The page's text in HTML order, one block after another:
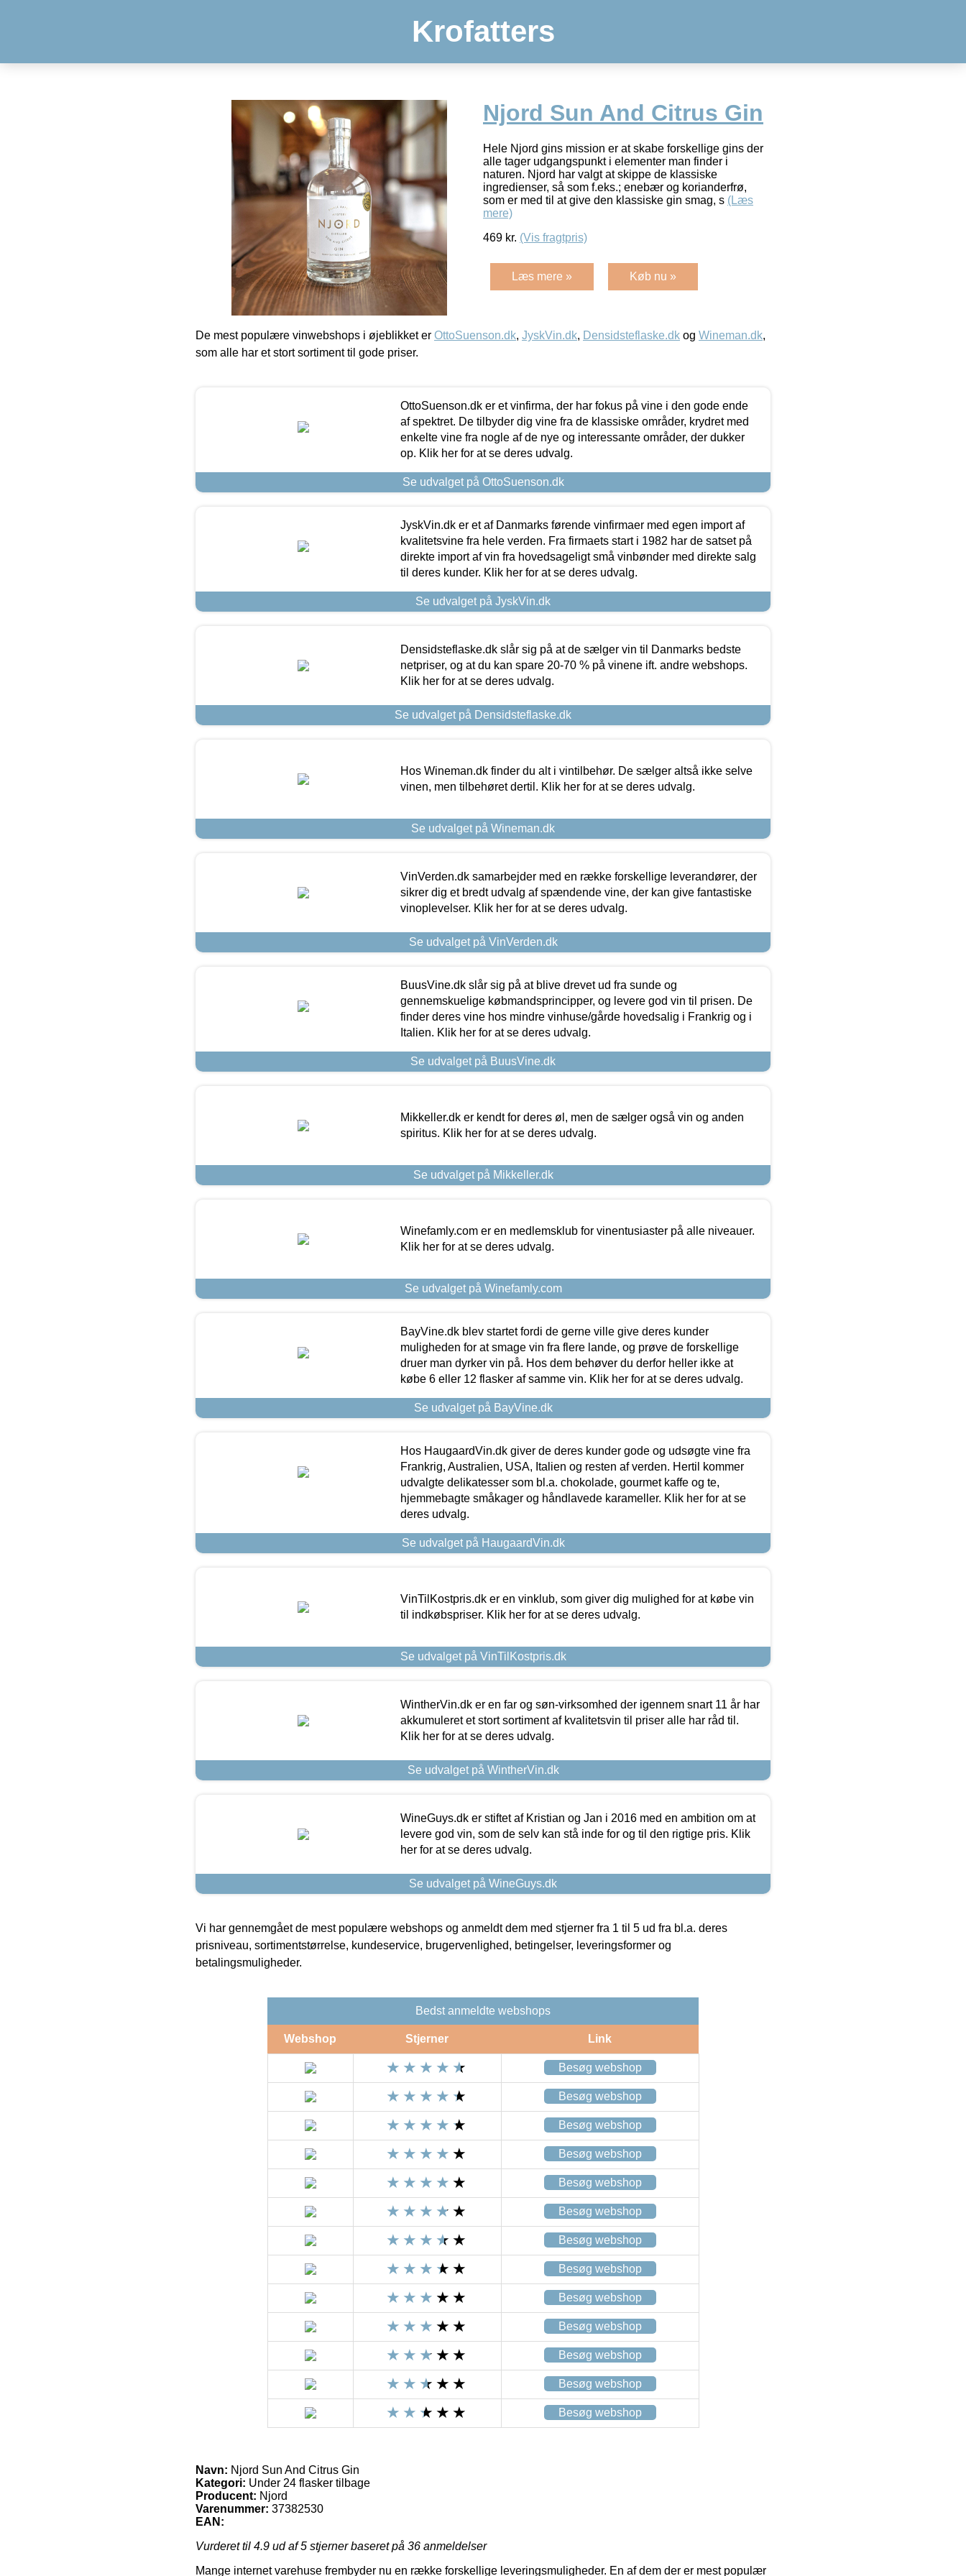
Krofatters
Njord Sun And Citrus Gin
Hele Njord gins mission er at skabe forskellige gins der
alle tager udgangspunkt i elementer man finder i
naturen. Njord har valgt at skippe de klassiske
ingredienser, så som f.eks.; enebær og korianderfrø,
som er med til at give den klassiske gin smag, s (Læs
mere)
469 kr. (Vis fragtpris)
Læs mere » Køb nu »
De mest populære vinwebshops i øjeblikket er OttoSuenson.dk, JyskVin.dk, Densidsteflaske.dk og Wineman.dk,
som alle har et stort sortiment til gode priser.
OttoSuenson.dk er et vinfirma, der har fokus på vine i den gode ende
af spektret. De tilbyder dig vine fra de klassiske områder, krydret med
enkelte vine fra nogle af de nye og interessante områder, der dukker
op. Klik her for at se deres udvalg.
Se udvalget på OttoSuenson.dk
JyskVin.dk er et af Danmarks førende vinfirmaer med egen import af
kvalitetsvine fra hele verden. Fra firmaets start i 1982 har de satset på
direkte import af vin fra hovedsageligt små vinbønder med direkte salg
til deres kunder. Klik her for at se deres udvalg.
Se udvalget på JyskVin.dk
Densidsteflaske.dk slår sig på at de sælger vin til Danmarks bedste
netpriser, og at du kan spare 20-70 % på vinene ift. andre webshops.
Klik her for at se deres udvalg.
Se udvalget på Densidsteflaske.dk
Hos Wineman.dk finder du alt i vintilbehør. De sælger altså ikke selve
vinen, men tilbehøret dertil. Klik her for at se deres udvalg.
Se udvalget på Wineman.dk
VinVerden.dk samarbejder med en række forskellige leverandører, der
sikrer dig et bredt udvalg af spændende vine, der kan give fantastiske
vinoplevelser. Klik her for at se deres udvalg.
Se udvalget på VinVerden.dk
BuusVine.dk slår sig på at blive drevet ud fra sunde og
gennemskuelige købmandsprincipper, og levere god vin til prisen. De
finder deres vine hos mindre vinhuse/gårde hovedsalig i Frankrig og i
Italien. Klik her for at se deres udvalg.
Se udvalget på BuusVine.dk
Mikkeller.dk er kendt for deres øl, men de sælger også vin og anden
spiritus. Klik her for at se deres udvalg.
Se udvalget på Mikkeller.dk
Winefamly.com er en medlemsklub for vinentusiaster på alle niveauer.
Klik her for at se deres udvalg.
Se udvalget på Winefamly.com
BayVine.dk blev startet fordi de gerne ville give deres kunder
muligheden for at smage vin fra flere lande, og prøve de forskellige
druer man dyrker vin på. Hos dem behøver du derfor heller ikke at
købe 6 eller 12 flasker af samme vin. Klik her for at se deres udvalg.
Se udvalget på BayVine.dk
Hos HaugaardVin.dk giver de deres kunder gode og udsøgte vine fra
Frankrig, Australien, USA, Italien og resten af verden. Hertil kommer
udvalgte delikatesser som bl.a. chokolade, gourmet kaffe og te,
hjemmebagte småkager og håndlavede karameller. Klik her for at se
deres udvalg.
Se udvalget på HaugaardVin.dk
VinTilKostpris.dk er en vinklub, som giver dig mulighed for at købe vin
til indkøbspriser. Klik her for at se deres udvalg.
Se udvalget på VinTilKostpris.dk
WintherVin.dk er en far og søn-virksomhed der igennem snart 11 år har
akkumuleret et stort sortiment af kvalitetsvin til priser alle har råd til.
Klik her for at se deres udvalg.
Se udvalget på WintherVin.dk
WineGuys.dk er stiftet af Kristian og Jan i 2016 med en ambition om at
levere god vin, som de selv kan stå inde for og til den rigtige pris. Klik
her for at se deres udvalg.
Se udvalget på WineGuys.dk
Vi har gennemgået de mest populære webshops og anmeldt dem med stjerner fra 1 til 5 ud fra bl.a. deres
prisniveau, sortimentstørrelse, kundeservice, brugervenlighed, betingelser, leveringsformer og
betalingsmuligheder.
Bedst anmeldte webshops
Webshop Stjerner Link
Besøg webshop
Besøg webshop
Besøg webshop
Besøg webshop
Besøg webshop
Besøg webshop
Besøg webshop
Besøg webshop
Besøg webshop
Besøg webshop
Besøg webshop
Besøg webshop
Besøg webshop
Navn: Njord Sun And Citrus Gin
Kategori: Under 24 flasker tilbage
Producent: Njord
Varenummer: 37382530
EAN:
Vurderet til 4.9 ud af 5 stjerner baseret på 36 anmeldelser
Mange internet varehuse frembyder nu en række forskellige leveringsmuligheder. En af dem der er mest populær